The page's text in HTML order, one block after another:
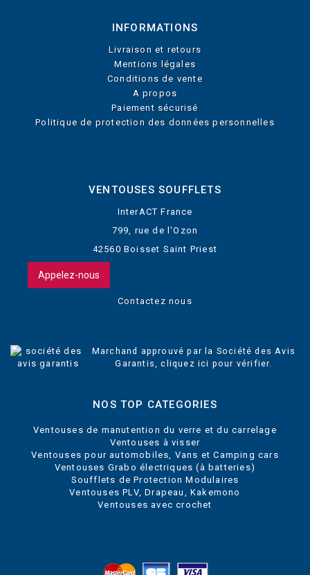
INFORMATIONS
Livraison et retours
Mentions légales
Conditions de vente
A propos
Paiement sécurisé
Politique de protection des données personnelles
VENTOUSES SOUFFLETS
InterACT France
799, rue de l'Ozon
42560 Boisset Saint Priest
Appelez-nous
Contactez nous
Marchand approuvé par la Société des Avis
Garantis,cliquez ici pour vérifier
NOS TOP CATEGORIES
Ventouses de manutention du verre et du carrelage
Ventouses à visser
Ventouses pour automobiles, Vans et Camping cars
Ventouses Grabo électriques (à batteries)
Soufflets de Protection Modulaires
Ventouses PLV, Drapeau, Kakemono
Ventouses avec crochet